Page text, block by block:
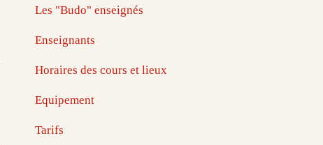
Les "Budo" enseignés
Enseignants
Horaires des cours et lieux
Equipement
Tarifs